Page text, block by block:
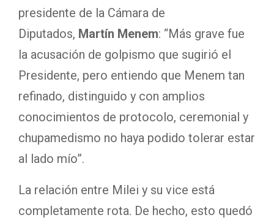
presidente de la Cámara de
Diputados, Martín Menem: “Más grave fue
la acusación de golpismo que sugirió el
Presidente, pero entiendo que Menem tan
refinado, distinguido y con amplios
conocimientos de protocolo, ceremonial y
chupamedismo no haya podido tolerar estar
al lado mío”.
La relación entre Milei y su vice está
completamente rota. De hecho, esto quedó